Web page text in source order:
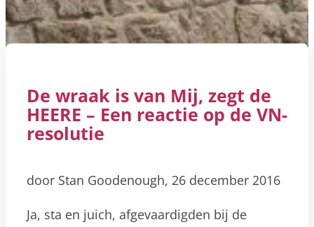
De wraak is van Mij, zegt de
HEERE – Een reactie op de VN-
resolutie
door Stan Goodenough, 26 december 2016
Ja, sta ​​en juich, afgevaardigden bij de